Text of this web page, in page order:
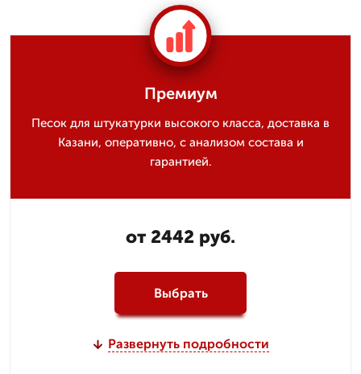
Премиум
Песок для штукатурки высокого класса, доставка в
Казани, оперативно, с анализом состава и
гарантией.
от 2442 руб.
Выбрать
Развернуть подробности